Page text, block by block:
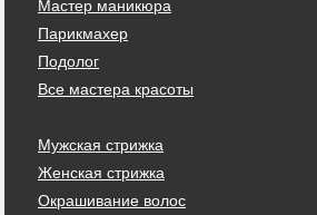
Мастер маникюра
Парикмахер
Подолог
Все мастера красоты
Мужская стрижка
Женская стрижка
Окрашивание волос